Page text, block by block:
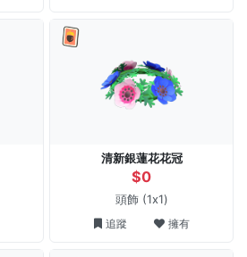
清新銀蓮花花冠
$0
頭飾 (1x1)
追蹤 擁有